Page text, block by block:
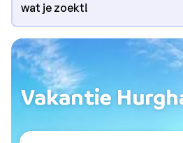
wat je zoekt!
Vakantie